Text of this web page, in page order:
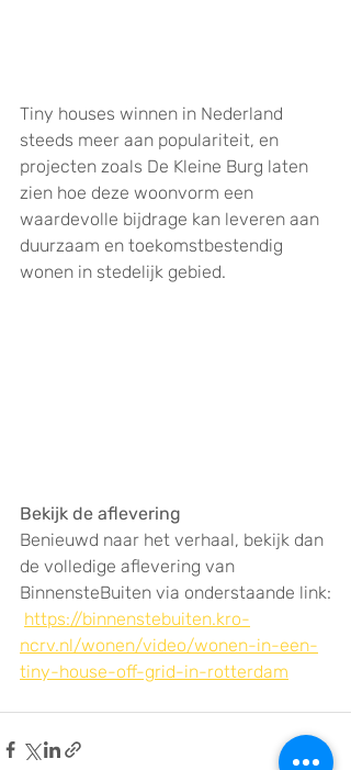
Tiny houses winnen in Nederland
steeds meer aan populariteit, en
projecten zoals De Kleine Burg laten
zien hoe deze woonvorm een
waardevolle bijdrage kan leveren aan
duurzaam en toekomstbestendig
wonen in stedelijk gebied.
Bekijk de aflevering
Benieuwd naar het verhaal, bekijk dan
de volledige aflevering van
BinnensteBuiten via onderstaande link:
https://binnenstebuiten.kro-
ncrv.nl/wonen/video/wonen-in-een-
tiny-house-off-grid-in-rotterdam